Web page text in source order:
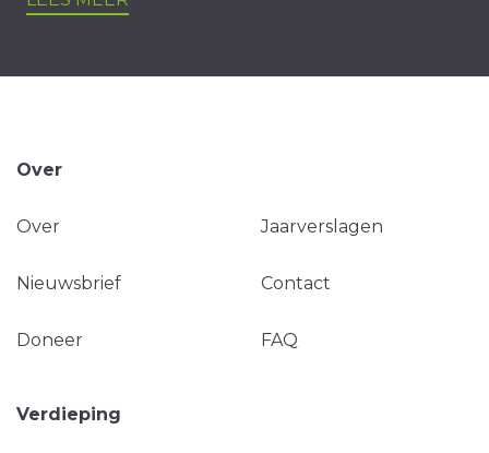
Over
Over Jaarverslagen
Nieuwsbrief Contact
Doneer FAQ
Verdieping